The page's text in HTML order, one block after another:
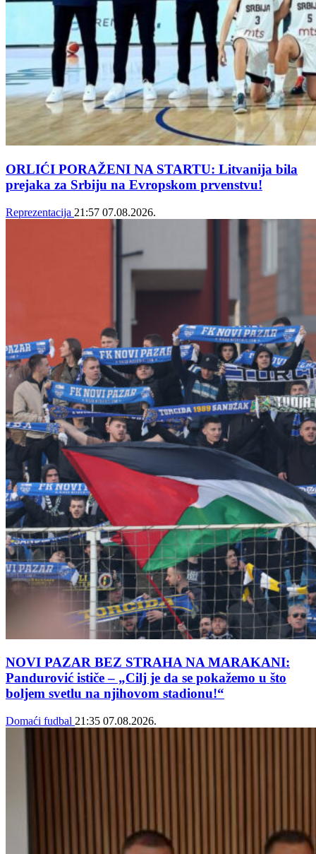
ORLIĆI PORAŽENI NA STARTU: Litvanija bila
prejaka za Srbiju na Evropskom prvenstvu!
Reprezentacija 21:57 07.08.2026.
NOVI PAZAR BEZ STRAHA NA MARAKANI:
Pandurović ističe – „Cilj je da se pokažemo u što
boljem svetlu na njihovom stadionu!“
Domaći fudbal 21:35 07.08.2026.